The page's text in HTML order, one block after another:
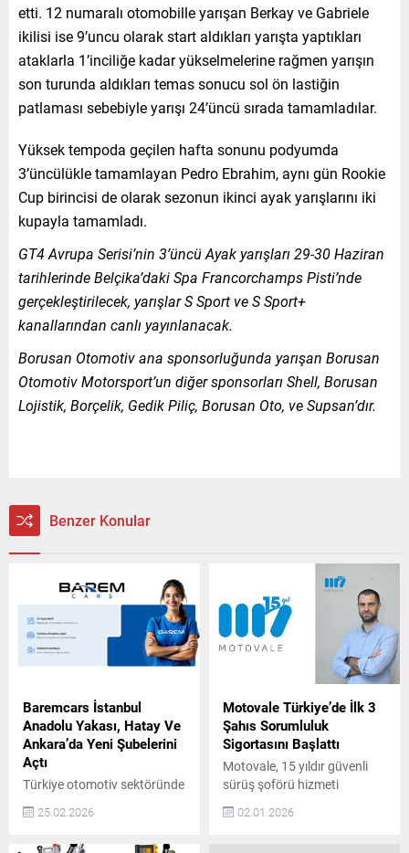
etti. 12 numaralı otomobille yarışan Berkay ve Gabriele
ikilisi ise 9’uncu olarak start aldıkları yarışta yaptıkları
ataklarla 1’inciliğe kadar yükselmelerine rağmen yarışın
son turunda aldıkları temas sonucu sol ön lastiğin
patlaması sebebiyle yarışı 24’üncü sırada tamamladılar.
Yüksek tempoda geçilen hafta sonunu podyumda
3’üncülükle tamamlayan Pedro Ebrahim, aynı gün Rookie
Cup birincisi de olarak sezonun ikinci ayak yarışlarını iki
kupayla tamamladı.
GT4 Avrupa Serisi’nin 3’üncü Ayak yarışları 29-30 Haziran
tarihlerinde Belçika’daki Spa Francorchamps Pisti’nde
gerçekleştirilecek, yarışlar S Sport ve S Sport+
kanallarından canlı yayınlanacak.
Borusan Otomotiv ana sponsorluğunda yarışan Borusan
Otomotiv Motorsport’un diğer sponsorları Shell, Borusan
Lojistik, Borçelik, Gedik Piliç, Borusan Oto, ve Supsan’dır.
Benzer Konular
Baremcars İstanbul
Anadolu Yakası, Hatay Ve
Ankara’da Yeni Şubelerini
Açtı
Türkiye otomotiv sektöründe
sürdürülebilir hizmet
25.02.2026
Motovale Türkiye’de İlk 3
Şahıs Sorumluluk
Sigortasını Başlattı
Motovale, 15 yıldır güvenli
sürüş şoförü hizmeti
kapsamlı 3. Şahıs
02.01.2026